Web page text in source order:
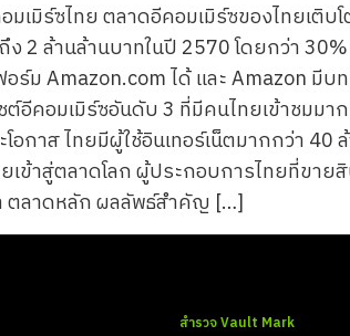
เมิร์ซไทย ตลาดอีคอมเมิร์ซของไทยเติบ
ง 2 ล้านล้านบาทในปี 2570 โดยกว่า
ร์ม Amazon.com ได้ และ Amazon
ต์อีคอมเมิร์ซอันดับ 3 ที่มีคนไทยเข้าชมม
อกาส ไทยมีผู้ใช้อินเทอร์เน็ตมากกว่า
เข้าสู่ตลาดโลก ผู้ประกอบการไทยที่ขา
ตลาดหลัก ผลลัพธ์สำคัญ […]
สำรวจ Vault Mark